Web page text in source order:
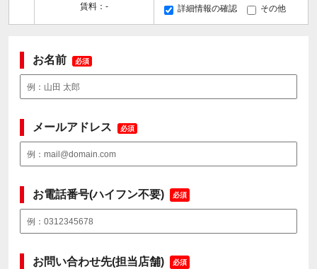
賃料：-
詳細情報の確認 その他
お名前 必須
メールアドレス 必須
お電話番号(ハイフン不要) 必須
お問い合わせ先(担当店舗) 必須